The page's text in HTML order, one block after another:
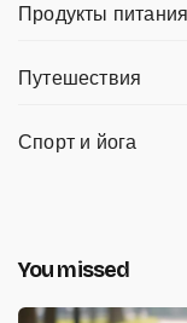
Продукты питания
Путешествия
Спорт и йога
You missed